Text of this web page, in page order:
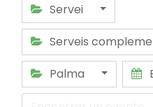
Servei
Serveis
Palma